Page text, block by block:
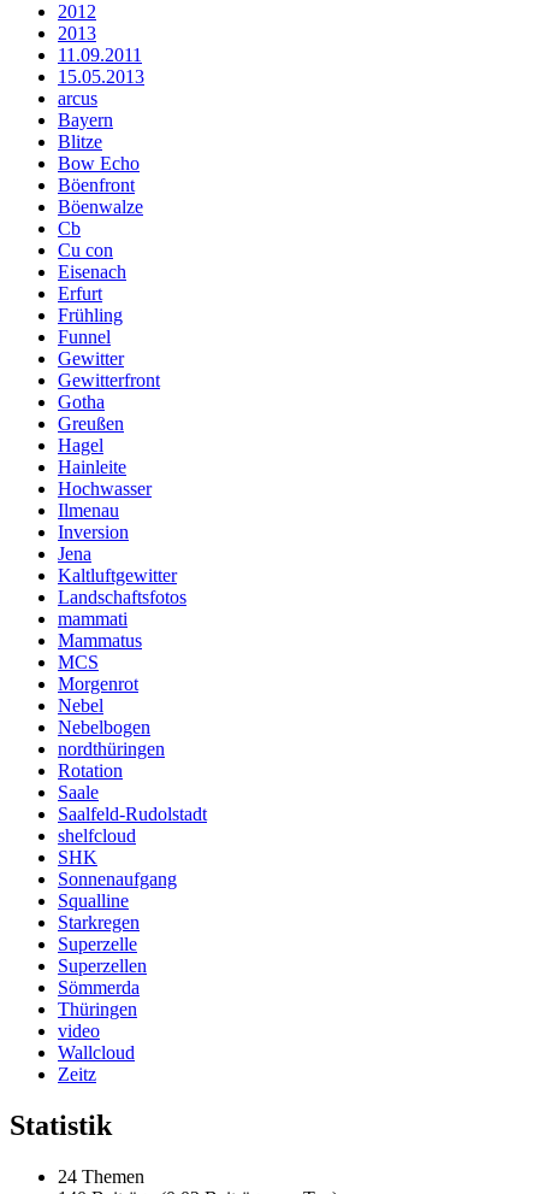
2012
2013
11.09.2011
15.05.2013
arcus
Bayern
Blitze
Bow Echo
Böenfront
Böenwalze
Cb
Cu con
Eisenach
Erfurt
Frühling
Funnel
Gewitter
Gewitterfront
Gotha
Greußen
Hagel
Hainleite
Hochwasser
Ilmenau
Inversion
Jena
Kaltluftgewitter
Landschaftsfotos
mammati
Mammatus
MCS
Morgenrot
Nebel
Nebelbogen
nordthüringen
Rotation
Saale
Saalfeld-Rudolstadt
shelfcloud
SHK
Sonnenaufgang
Squalline
Starkregen
Superzelle
Superzellen
Sömmerda
Thüringen
video
Wallcloud
Zeitz
Statistik
24 Themen